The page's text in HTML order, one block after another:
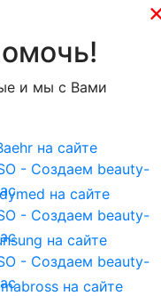
и мы с Вами